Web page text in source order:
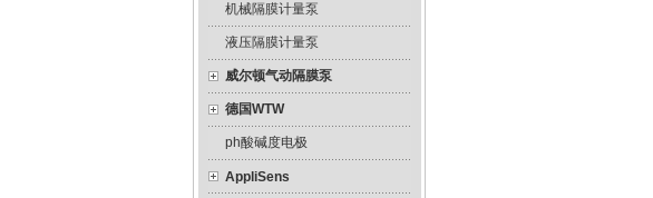
机械隔膜计量泵
液压隔膜计量泵
威尔顿气动隔膜泵
德国WTW
ph酸碱度电极
AppliSens